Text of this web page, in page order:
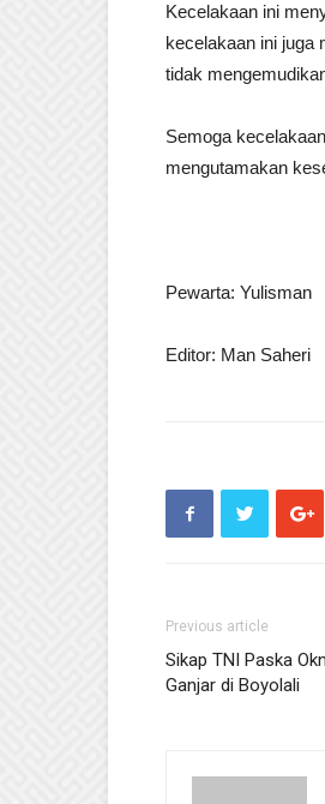
Kecelakaan ini
kecelakaan ini juga
tidak
Semoga
mengutamakan
Pewarta: Yulisman
Editor: Man Saheri
Previous article
Sikap TNI Paska
Ganjar di Boyolali